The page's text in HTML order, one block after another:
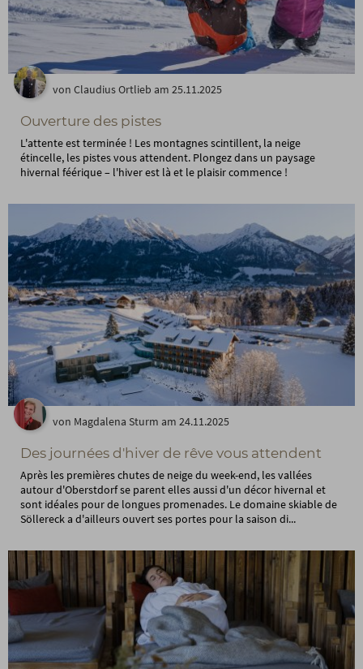
von Claudius Ortlieb am 25.11.2025
Ouverture des pistes
L'attente est terminée ! Les montagnes scintillent, la neige
étincelle, les pistes vous attendent. Plongez dans un paysage
hivernal féérique – l'hiver est là et le plaisir commence !
von Magdalena Sturm am 24.11.2025
Des journées d'hiver de rêve vous attendent
Après les premières chutes de neige du week-end, les vallées
autour d'Oberstdorf se parent elles aussi d'un décor hivernal et
sont idéales pour de longues promenades. Le domaine skiable de
Söllereck a d'ailleurs ouvert ses portes pour la saison di...